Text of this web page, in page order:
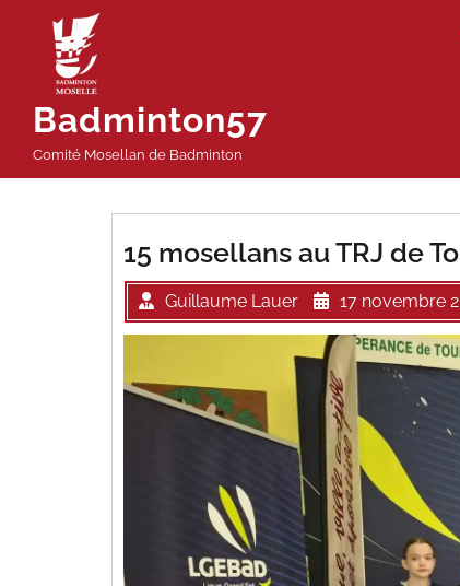
contenu
Badminton57
Comité Mosellan de Badminton
15 mosellans au TRJ de
Guillaume Lauer 17 novembre